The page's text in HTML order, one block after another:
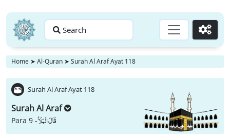
Search Go
Home ➤ Al-Quran ➤ Surah Al Araf Ayat 118
Surah Al Araf Ayat 118
Surah Al Araf
Para 9 -قَالَ الْمَلَاُ